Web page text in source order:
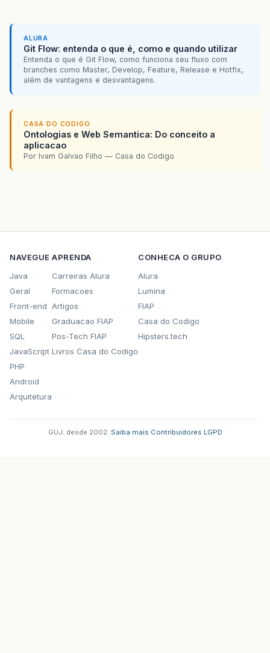
ALURA
Git Flow: entenda o que é, como e quando utilizar
Entenda o que é Git Flow, como funciona seu fluxo com
branches como Master, Develop, Feature, Release e Hotfix,
além de vantagens e desvantagens.
CASA DO CODIGO
Ontologias e Web Semantica: Do conceito a
aplicacao
Por Ivam Galvao Filho — Casa do Codigo
NAVEGUE
Java
Geral
Front-end
Mobile
SQL
JavaScript
PHP
Android
Arquitetura
APRENDA
Carreiras Alura
Formacoes
Artigos
Graduacao FIAP
Pos-Tech FIAP
Livros Casa do Codigo
CONHECA O GRUPO
Alura
Lumina
FIAP
Casa do Codigo
Hipsters.tech
GUJ: desde 2002. Saiba mais Contribuidores LGPD